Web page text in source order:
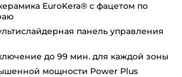
EuroKera® с фацетом по
панель управления
до 99 мин. для каждой зоны
мощности Power Plus